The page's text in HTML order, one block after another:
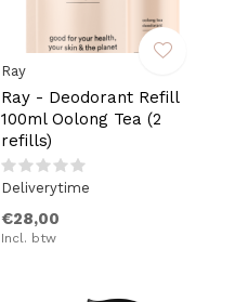
Ray
Ray - Deodorant Refill
100ml Oolong Tea (2
refills)
Deliverytime
€28,00
Incl. btw